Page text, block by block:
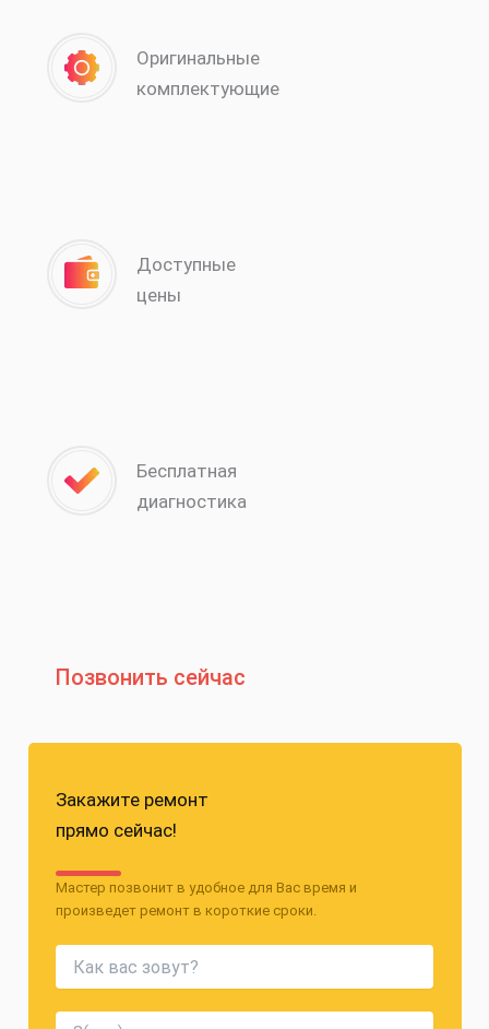
Оригинальные
комплектующие
Доступные
цены
Бесплатная
диагностика
Позвонить сейчас
Закажите ремонт
прямо сейчас!
Мастер позвонит в удобное для Вас время и
произведет ремонт в короткие сроки.